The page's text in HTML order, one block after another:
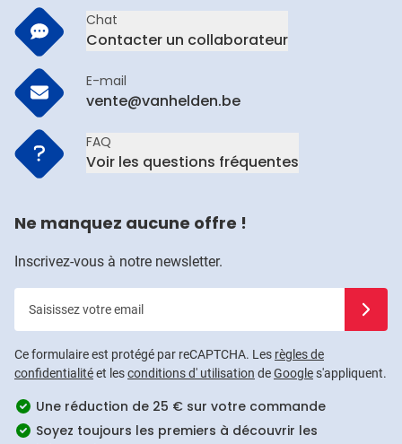
Chat
Contacter un collaborateur
E-mail
vente@vanhelden.be
FAQ
Voir les questions fréquentes
Ne manquez aucune offre !
Inscrivez-vous à notre newsletter.
Ce formulaire est protégé par reCAPTCHA. Les règles de
confidentialitéet lesconditions d' utilisation deGoogles'appliquent.
Une réduction de 25 € sur votre commande
Soyez toujours les premiers à découvrir les